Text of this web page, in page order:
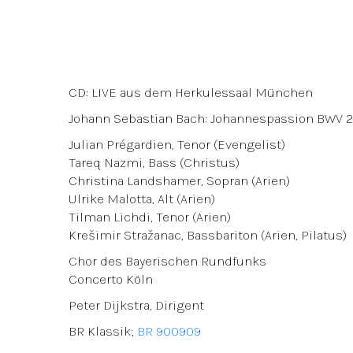
CD: LIVE aus dem Herkulessaal München
Johann Sebastian Bach: Johannespassion BWV
Julian Prégardien, Tenor (Evengelist)
Tareq Nazmi, Bass (Christus)
Christina Landshamer, Sopran (Arien)
Ulrike Malotta, Alt (Arien)
Tilman Lichdi, Tenor (Arien)
Krešimir Stražanac, Bassbariton (Arien, Pilatus)
Chor des Bayerischen Rundfunks
Concerto Köln
Peter Dijkstra, Dirigent
BR Klassik; BR 900909